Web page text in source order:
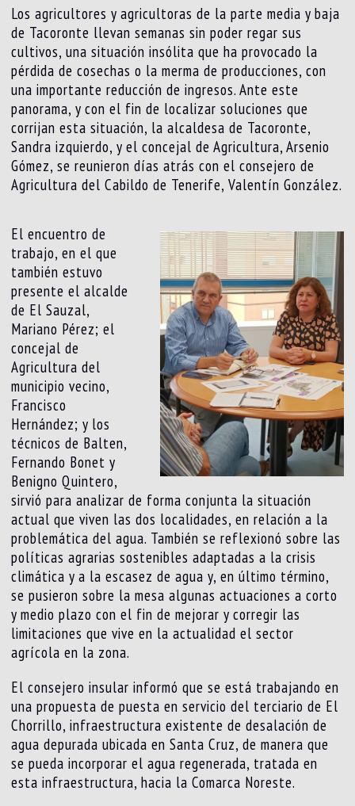
Los agricultores y agricultoras de la parte media y baja
de Tacoronte llevan semanas sin poder regar sus
cultivos, una situación insólita que ha provocado la
pérdida de cosechas o la merma de producciones, con
una importante reducción de ingresos. Ante este
panorama, y con el fin de localizar soluciones que
corrijan esta situación, la alcaldesa de Tacoronte,
Sandra izquierdo, y el concejal de Agricultura, Arsenio
Gómez, se reunieron días atrás con el consejero de
Agricultura del Cabildo de Tenerife, Valentín González.
El encuentro de
trabajo, en el que
también estuvo
presente el alcalde
de El Sauzal,
Mariano Pérez; el
concejal de
Agricultura del
municipio vecino,
Francisco
Hernández; y los
técnicos de Balten,
Fernando Bonet y
Benigno Quintero,
sirvió para analizar de forma conjunta la situación
actual que viven las dos localidades, en relación a la
problemática del agua. También se reflexionó sobre las
políticas agrarias sostenibles adaptadas a la crisis
climática y a la escasez de agua y, en último término,
se pusieron sobre la mesa algunas actuaciones a corto
y medio plazo con el fin de mejorar y corregir las
limitaciones que vive en la actualidad el sector
agrícola en la zona.
El consejero insular informó que se está trabajando en
una propuesta de puesta en servicio del terciario de El
Chorrillo, infraestructura existente de desalación de
agua depurada ubicada en Santa Cruz, de manera que
se pueda incorporar el agua regenerada, tratada en
esta infraestructura, hacia la Comarca Noreste.